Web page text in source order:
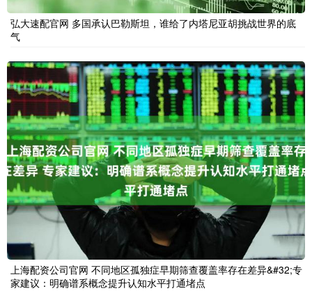
弘大速配官网 多国承认巴勒斯坦，谁给了内塔尼亚胡挑战世界的底
气
上海配资公司官网 不同地区孤独症早期筛查覆盖率存在差异&#32;专
家建议：明确谱系概念提升认知水平打通堵点